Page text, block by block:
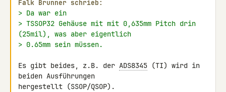
Falk Brunner schrieb:
> Da war ein
> TSSOP32 Gehäuse mit mit 0,635mm Pitch drin
(25mil), was aber eigentlich
> 0.65mm sein müssen.
Es gibt beides, z.B. der ADS8345 (TI) wird in
beiden Ausführungen
hergestellt (SSOP/QSOP).